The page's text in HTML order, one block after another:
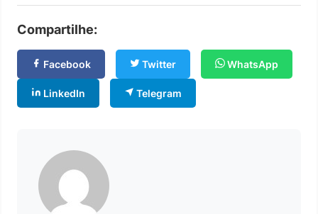
Compartilhe:
Facebook Twitter WhatsApp
LinkedIn Telegram